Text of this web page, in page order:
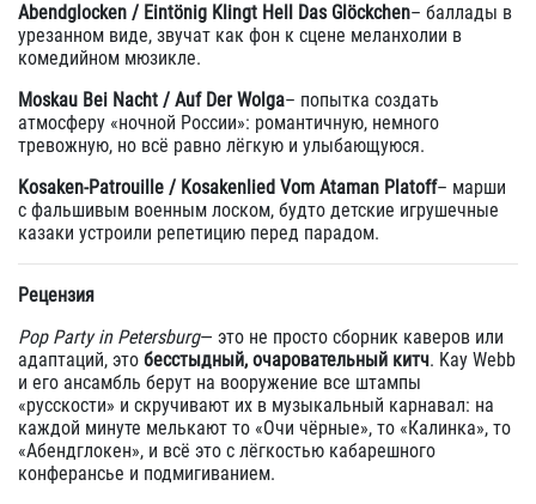
Abendglocken / Eintönig Klingt Hell Das Glöckchen– баллады в
урезанном виде, звучат как фон к сцене меланхолии в
комедийном мюзикле.
Moskau Bei Nacht / Auf Der Wolga– попытка создать
атмосферу «ночной России»: романтичную, немного
тревожную, но всё равно лёгкую и улыбающуюся.
Kosaken-Patrouille / Kosakenlied Vom Ataman Platoff– марши
с фальшивым военным лоском, будто детские игрушечные
казаки устроили репетицию перед парадом.
Рецензия
Pop Party in Petersburg— это не просто сборник каверов или
адаптаций, это бесстыдный, очаровательный китч. Kay Webb
и его ансамбль берут на вооружение все штампы
«русскости» и скручивают их в музыкальный карнавал: на
каждой минуте мелькают то «Очи чёрные», то «Калинка», то
«Абендглокен», и всё это с лёгкостью кабарешного
конферансье и подмигиванием.